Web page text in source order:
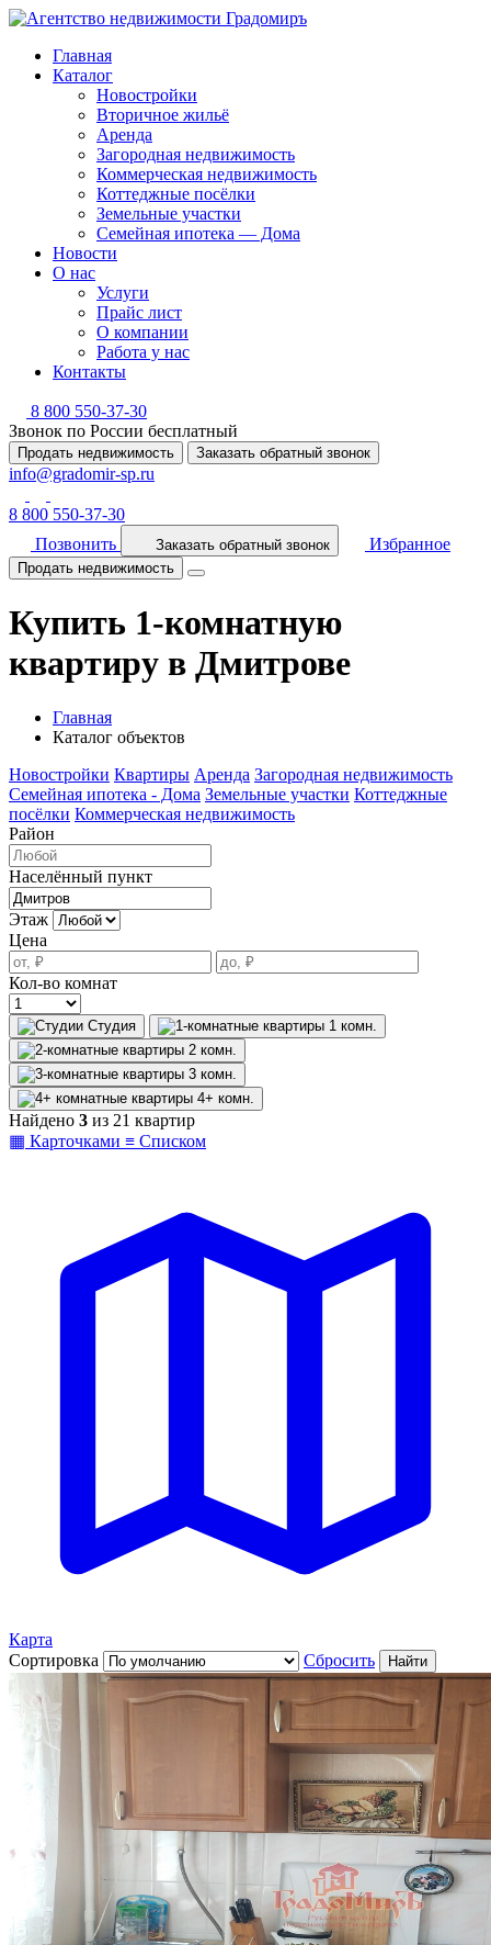
Главная
Каталог
Новостройки
Вторичное жильё
Аренда
Загородная недвижимость
Коммерческая недвижимость
Коттеджные посёлки
Земельные участки
Семейная ипотека — Дома
Новости
О нас
Услуги
Прайс лист
О компании
Работа у нас
Контакты
8 800 550-37-30
Звонок по России бесплатный
Продать недвижимость Заказать обратный звонок
info@gradomir-sp.ru
8 800 550-37-30
Позвонить
Заказать обратный звонок Избранное
Продать недвижимость
Купить 1-комнатную
квартиру в Дмитрове
Главная
Каталог объектов
Новостройки Квартиры Аренда Загородная недвижимость
Семейная ипотека - Дома Земельные участки Коттеджные
посёлки Коммерческая недвижимость
Район
Населённый пункт
Этаж
Цена
Кол-во комнат
Студия 1 комн.
2 комн.
3 комн.
4+ комн.
Найдено 3 из 21 квартир
▦ Карточками ≡ Списком
Карта
Сортировка
Сбросить Найти